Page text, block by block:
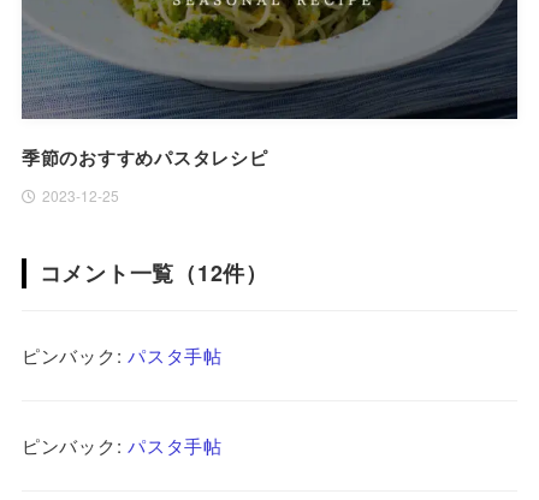
季節のおすすめパスタレシピ
2023-12-25
コメント一覧（12件）
ピンバック:パスタ手帖
ピンバック:パスタ手帖